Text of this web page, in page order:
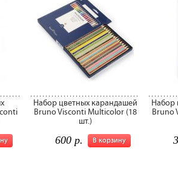
Набор цветных карандашей
Bruno Visconti Multicolor (18
шт.)
В корзину
600 р.
Набор
Bruno